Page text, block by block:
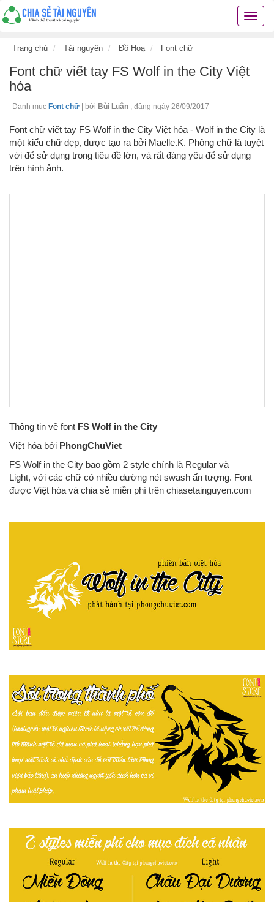
Chia
các
thủ
thuật
hay
Trang chủ Tài nguyên Đồ Hoạ Font chữ
Font chữ viết tay FS Wolf in the City Việt
hóa
Danh mục Font chữ bởi Bùi Luân , đăng ngày 26/09/2017
Font chữ viết tay FS Wolf in the City Việt hóa - Wolf in the City là
một kiểu chữ đẹp, được tạo ra bởi Maelle.K. Phông chữ là tuyệt
vời để sử dụng trong tiêu đề lớn, và rất đáng yêu để sử dụng
trên hình ảnh.
Thông tin về font FS Wolf in the City
Việt hóa bởi PhongChuViet
FS Wolf in the City bao gồm 2 style chính là Regular và
Light, với các chữ có nhiều đường nét swash ấn tượng. Font
được Việt hóa và chia sẻ miễn phí trên chiasetainguyen.com